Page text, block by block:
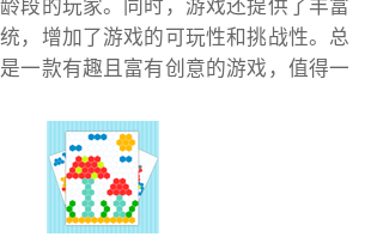
，增加了游戏的可玩性和挑战性。总
一款有趣且富有创意的游戏，值得一